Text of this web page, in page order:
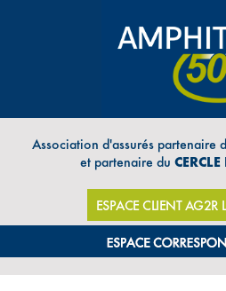
Association d'assurés partenaire
et partenaire du
ESPACE CLIENT